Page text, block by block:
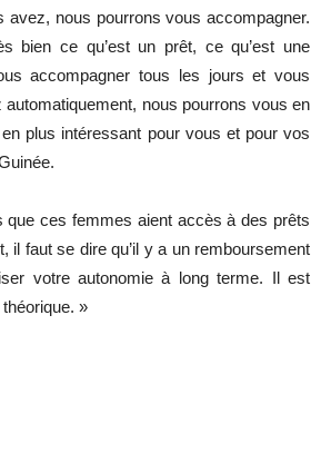
avez, nous pourrons vous accompagner.
bien ce qu’est un prêt, ce qu’est une
accompagner tous les jours et vous
nous pourrons vous en
plus intéressant pour vous et pour vos
ces femmes aient accès à des prêts
il faut se dire qu’il y a un remboursement
votre autonomie à long terme. Il est
»